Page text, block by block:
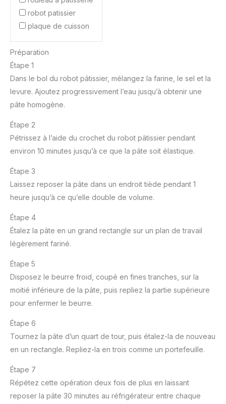
robot patissier
plaque de cuisson
Préparation
Étape 1
Dans le bol du robot pâtissier, mélangez la farine, le sel et la
levure. Ajoutez progressivement l’eau jusqu’à obtenir une
pâte homogène.
Étape 2
Pétrissez à l’aide du crochet du robot pâtissier pendant
environ 10 minutes jusqu’à ce que la pâte soit élastique.
Étape 3
Laissez reposer la pâte dans un endroit tiède pendant 1
heure jusqu’à ce qu’elle double de volume.
Étape 4
Étalez la pâte en un grand rectangle sur un plan de travail
légèrement fariné.
Étape 5
Disposez le beurre froid, coupé en fines tranches, sur la
moitié inférieure de la pâte, puis repliez la partie supérieure
pour enfermer le beurre.
Étape 6
Tournez la pâte d’un quart de tour, puis étalez-la de nouveau
en un rectangle. Repliez-la en trois comme un portefeuille.
Étape 7
Répétez cette opération deux fois de plus en laissant
reposer la pâte 30 minutes au réfrigérateur entre chaque